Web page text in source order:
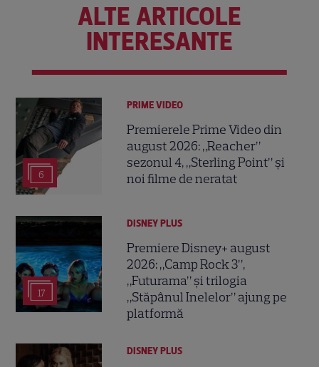
ALTE ARTICOLE
INTERESANTE
6
PRIME VIDEO
Premierele Prime Video din
august 2026: „Reacher”
sezonul 4, „Sterling Point” și
noi filme de neratat
17
DISNEY PLUS
Premiere Disney+ august
2026: „Camp Rock 3”,
„Futurama” și trilogia
„Stăpânul Inelelor” ajung pe
platformă
DISNEY PLUS